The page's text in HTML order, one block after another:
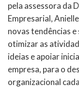
pela assessora da
Empresarial,
novas tendências
otimizar as
ideias e apoiar
empresa, para o
organizacional